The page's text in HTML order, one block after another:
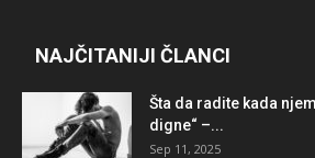
NAJČITANIJI ČLANCI
Šta da radite kada
digne“ –...
Sep 11, 2025